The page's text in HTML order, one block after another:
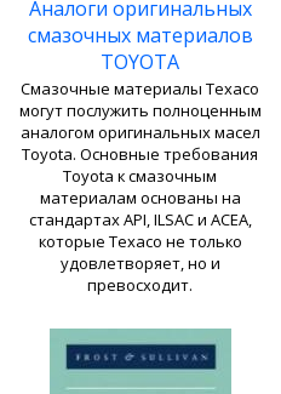
Аналоги оригинальных
смазочных материалов
TOYOTA
Смазочные материалы Texaco
могут послужить полноценным
аналогом оригинальных масел
Toyota. Основные требования
Toyota к смазочным
материалам основаны на
стандартах API, ILSAC и ACEA,
которые Texaco не только
удовлетворяет, но и
превосходит.